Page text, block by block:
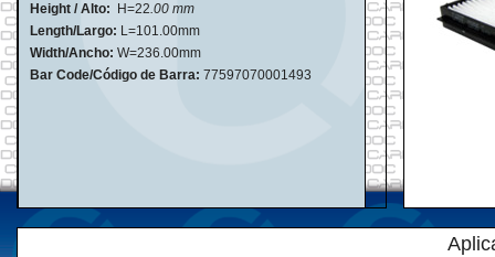
Height / Alto:
H=22.00 mm
Length/Largo: L=101.00mm
Width/Ancho: W=236.00mm
Bar Code/Código de Barra: 77597070001493